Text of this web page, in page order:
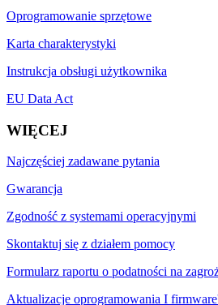
Oprogramowanie sprzętowe
Karta charakterystyki
Instrukcja obsługi użytkownika
EU Data Act
WIĘCEJ
Najczęściej zadawane pytania
Gwarancja
Zgodność z systemami operacyjnymi
Skontaktuj się z działem pomocy
Formularz raportu o podatności na
Aktualizacje oprogramowania I